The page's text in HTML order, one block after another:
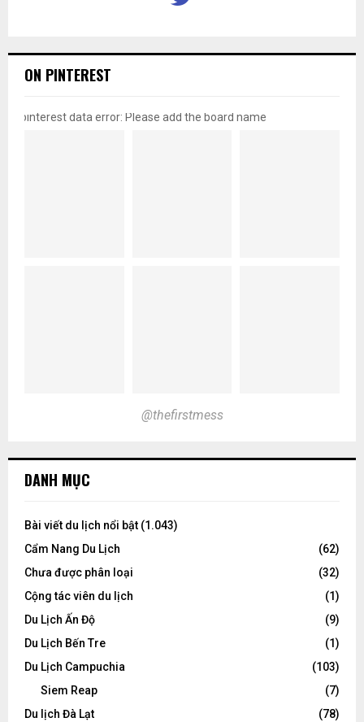
ON PINTEREST
pinterest data error: Please add the board name
@thefirstmess
DANH MỤC
Bài viết du lịch nổi bật (1.043)
Cẩm Nang Du Lịch
(62)
Chưa được phân loại
(32)
Cộng tác viên du lịch
(1)
Du Lịch Ấn Độ
(9)
Du Lịch Bến Tre
(1)
Du Lịch Campuchia
(103)
Siem Reap
(7)
Du lịch Đà Lạt
(78)